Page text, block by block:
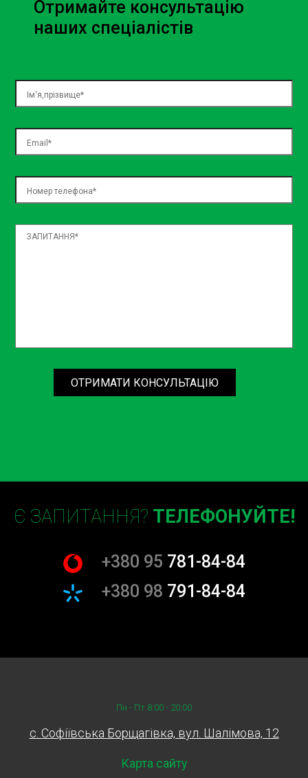
Отримайте консультацію
наших спеціалістів
ОТРИМАТИ КОНСУЛЬТАЦІЮ
Є ЗАПИТАННЯ? ТЕЛЕФОНУЙТЕ!
+380 95 781-84-84
+380 98 791-84-84
Пн - Пт 8:00 - 20:00
c. Софіївська Борщагівка, вул. Шалімова, 12
Карта сайту